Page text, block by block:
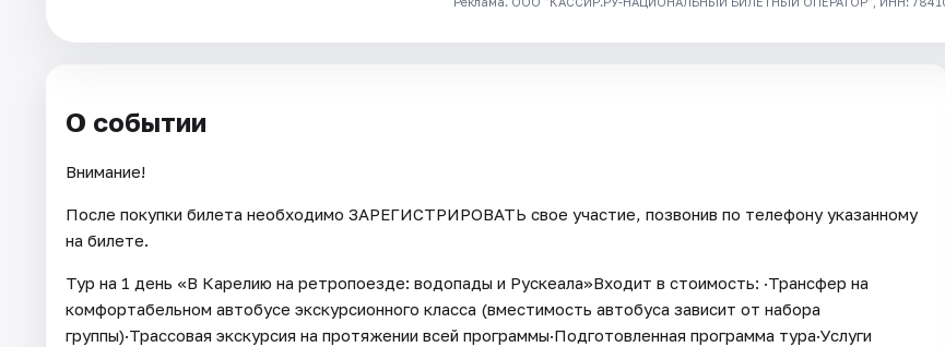
О событии
Внимание!
После покупки билета необходимо ЗАРЕГИСТРИРОВАТЬ свое участие, позвонив по телефону указанному
на билете.
Тур на 1 день «В Карелию на ретропоезде: водопады и Рускеала»Входит в стоимость: ·Трансфер на
комфортабельном автобусе экскурсионного класса (вместимость автобуса зависит от набора
группы)·Трассовая экскурсия на протяжении всей программы·Подготовленная программа тура·Услуги